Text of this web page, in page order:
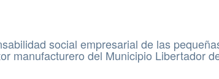
social empresarial de las
manufacturero del Municipio Libertador